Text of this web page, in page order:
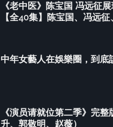
《老中医》陈宝国 冯远征
【全40集】陈宝国、冯远
中年女藝人在娛樂圈，到
《演员请就位第二季》完
升、郭敬明、赵薇）